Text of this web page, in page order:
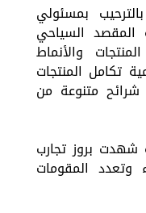
بمسئولي
المقصد السياحي
والأنماط
تكامل المنتجات
متنوعة من
شهدت بروز تجارب
المقومات